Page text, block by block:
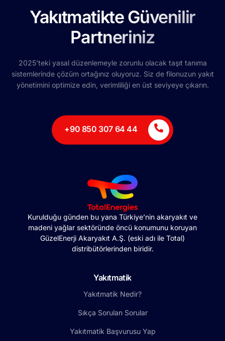
Yakıtmatikte Güvenilir
Partneriniz
2025’teki yasal düzenlemeyle zorunlu olacak taşıt tanıma
sistemlerinde çözüm ortağınız oluyoruz. Siz de filonuzun yakıt
yönetimini optimize edin, verimliliği en üst seviyeye çıkarın.
+90 850 307 64 44
Kurulduğu günden bu yana Türkiye’nin akaryakıt ve
madeni yağlar sektöründe öncü konumunu koruyan
GüzelEnerji Akaryakıt A.Ş. (eski adı ile Total)
distribütörlerinden biridir.
Yakıtmatik
Yakıtmatik Nedir?
Sıkça Sorulan Sorular
Yakıtmatik Başvurusu Yap